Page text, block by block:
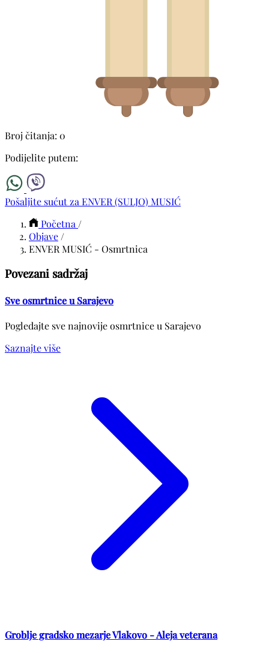
Broj čitanja: 0
Podijelite putem:
Pošaljite sućut za ENVER (SULJO) MUSIĆ
Početna /
Objave /
ENVER MUSIĆ - Osmrtnica
Povezani sadržaj
Sve osmrtnice u Sarajevo
Pogledajte sve najnovije osmrtnice u Sarajevo
Saznajte više
Groblje gradsko mezarje Vlakovo - Aleja veterana